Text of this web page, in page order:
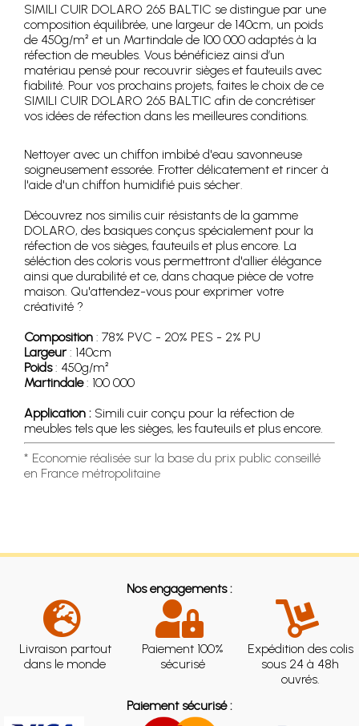
SIMILI CUIR DOLARO 265 BALTIC se distingue par une
composition équilibrée, une largeur de 140cm, un poids
de 450g/m² et un Martindale de 100 000 adaptés à la
réfection de meubles. Vous bénéficiez ainsi d’un
matériau pensé pour recouvrir sièges et fauteuils avec
fiabilité. Pour vos prochains projets, faites le choix de ce
SIMILI CUIR DOLARO 265 BALTIC afin de concrétiser
vos idées de réfection dans les meilleures conditions.
Nettoyer avec un chiffon imbibé d'eau savonneuse
soigneusement essorée. Frotter délicatement et rincer à
l'aide d'un chiffon humidifié puis sécher.
Découvrez nos similis cuir résistants de la gamme
DOLARO, des basiques conçus spécialement pour la
réfection de vos sièges, fauteuils et plus encore. La
séléction des coloris vous permettront d'allier élégance
ainsi que durabilité et ce, dans chaque pièce de votre
maison. Qu'attendez-vous pour exprimer votre
créativité ?
Composition : 78% PVC - 20% PES - 2% PU
Largeur: 140cm
Poids: 450g/m²
Martindale: 100 000
Application : Simili cuir conçu pour la réfection de
meubles tels que les sièges, les fauteuils et plus encore.
* Economie réalisée sur la base du prix public conseillé
en France métropolitaine
Nos engagements :
Livraison partout
dans le monde
Paiement 100%
sécurisé
Expédition des colis
sous 24 à 48h
ouvrés.
Paiement sécurisé :